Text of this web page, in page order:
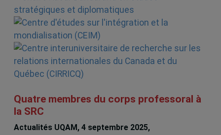
Quatre membres du corps professoral à
la SRC
Actualités UQAM, 4 septembre 2025,